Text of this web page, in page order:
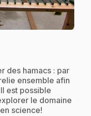
des hamacs : par
ensemble afin
est possible
le domaine
science!